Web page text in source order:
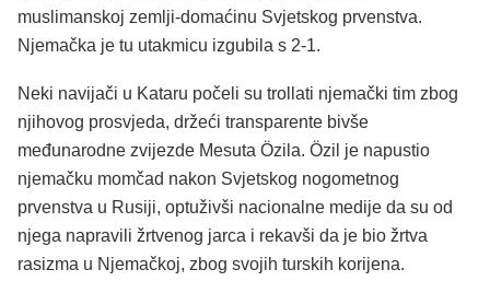
muslimanskoj zemlji-domaćinu Svjetskog prvenstva.
Njemačka je tu utakmicu izgubila s 2-1.
Neki navijači u Kataru počeli su trollati njemački tim zbog
njihovog prosvjeda, držeći transparente bivše
međunarodne zvijezde Mesuta Özila. Özil je napustio
njemačku momčad nakon Svjetskog nogometnog
prvenstva u Rusiji, optuživši nacionalne medije da su od
njega napravili žrtvenog jarca i rekavši da je bio žrtva
rasizma u Njemačkoj, zbog svojih turskih korijena.